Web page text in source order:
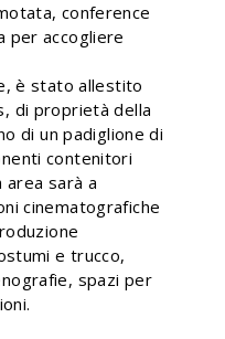
conference
per accogliere
è stato allestito
di proprietà della
di un padiglione di
contenitori
area sarà a
cinematografiche
e trucco,
spazi per